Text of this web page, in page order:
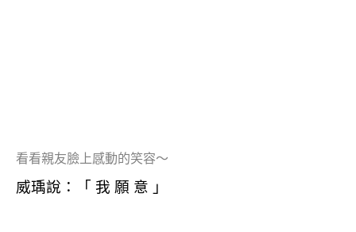
看看親友臉上感動的笑容～
威瑀說：「 我 願 意 」